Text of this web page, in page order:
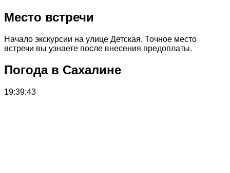
Место встречи
Начало экскурсии на улице Детская. Точное место
встречи вы узнаете после внесения предоплаты.
Погода в Сахалине
19:39:43